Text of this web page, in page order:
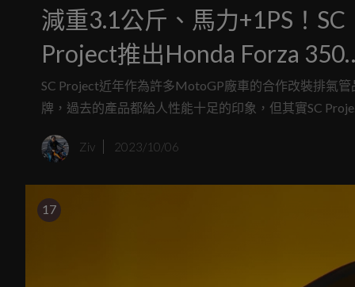
減重3.1公斤、馬力+1PS！SC
Project推出Honda Forza 350
專用改裝鈦管
SC Project近年作為許多MotoGP廠車的合作改裝排氣管
牌，過去的產品都給人性能十足的印象，但其實SC
隻給Honda Forza 350通勤黃羊使用的鈦金屬尾段排氣管
升。
Ziv 2023/10/06
17